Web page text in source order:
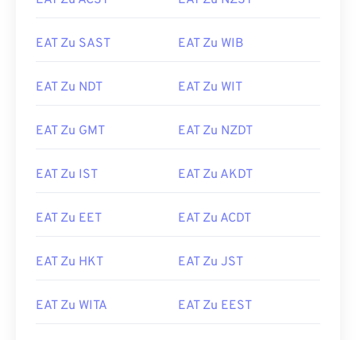
EAT Zu SAST EAT Zu WIB
EAT Zu NDT EAT Zu WIT
EAT Zu GMT EAT Zu NZDT
EAT Zu IST EAT Zu AKDT
EAT Zu EET EAT Zu ACDT
EAT Zu HKT EAT Zu JST
EAT Zu WITA EAT Zu EEST